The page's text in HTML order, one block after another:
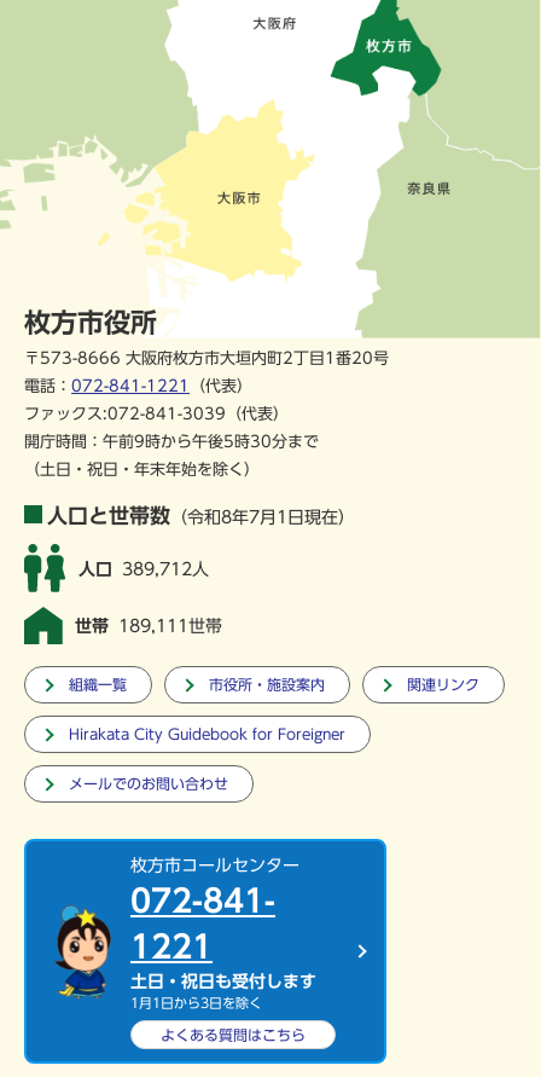
枚方市役所
〒573-8666 大阪府枚方市大垣内町2丁目1番20号
電話： 072-841-1221
（代表）
ファックス:072-841-3039（代表）
開庁時間：午前9時から午後5時30分まで
（土日・祝日・年末年始を除く）
人口と世帯数 （令和8年7月1日現在）
人口 389,712人
世帯 189,111世帯
組織一覧 市役所・施設案内 関連リンク
Hirakata City Guidebook for Foreigner
メールでのお問い合わせ
枚方市コールセンター
072-841-
1221
土日・祝日も受付します
1月1日から3日を除く
よくある質問はこちら